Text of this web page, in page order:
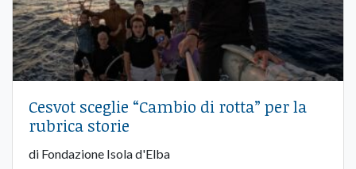
Cesvot sceglie “Cambio di rotta” per la
rubrica storie
di Fondazione Isola d'Elba